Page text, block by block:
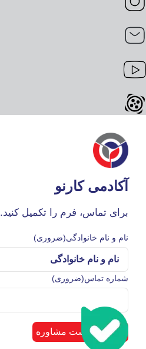
آکادمی کارنو
برای تماس، فرم را تکمیل کنید.
نام و نام خانوادگی(ضروری)
شماره تماس(ضروری)